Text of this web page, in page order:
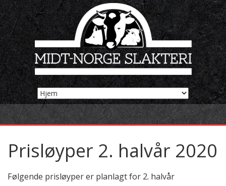
Prisløyper 2. halvår 2020
Følgende prisløyper er planlagt for 2. halvår